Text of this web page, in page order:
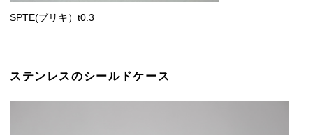
SPTE(ブリキ）t0.3
ステンレスのシールドケース